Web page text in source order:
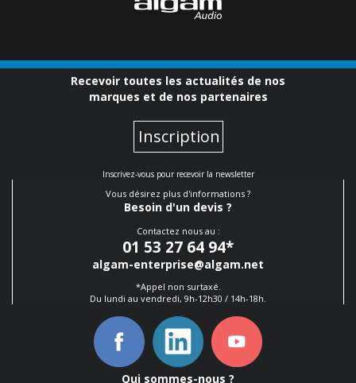
Recevoir toutes les actualités de nos
marques et de nos partenaires
Inscription
Inscrivez-vous pour recevoir la newsletter
Vous désirez plus d'informations ?
Besoin d'un devis ?
Contactez nous au :
01 53 27 64 94*
algam-enterprise@algam.net
*Appel non surtaxé.
Du lundi au vendredi, 9h-12h30 / 14h-18h.
Qui sommes-nous ?